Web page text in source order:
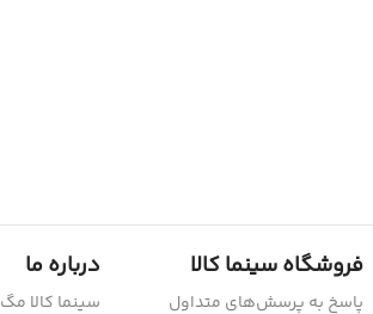
فروشگاه سینما کالا
پاسخ به پرسش‌های متداول
درباره ما
سینما کالا مگ